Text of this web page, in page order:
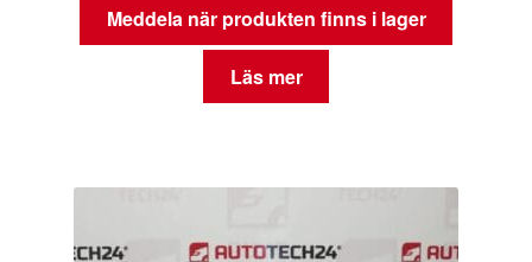
Meddela när produkten finns i lager
Läs mer